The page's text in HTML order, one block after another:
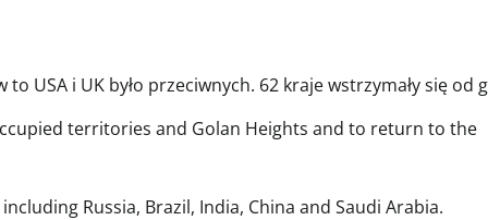
USA i UK było przeciwnych. 62 kraje wstrzymały się od
territories and Golan Heights and to return to the
Russia, Brazil, India, China and Saudi Arabia.